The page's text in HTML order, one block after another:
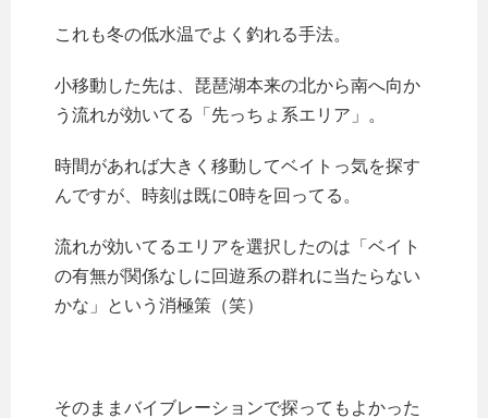
これも冬の低水温でよく釣れる手法。
小移動した先は、琵琶湖本来の北から南へ向か
う流れが効いてる「先っちょ系エリア」。
時間があれば大きく移動してベイトっ気を探す
んですが、時刻は既に0時を回ってる。
流れが効いてるエリアを選択したのは「ベイト
の有無が関係なしに回遊系の群れに当たらない
かな」という消極策（笑）
そのままバイブレーションで探ってもよかった